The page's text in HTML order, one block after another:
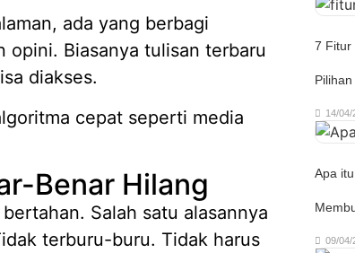
ada yang berbagi
opini. Biasanya tulisan terbaru
diakses.
cepat seperti media
Benar Hilang
Salah satu alasannya
terburu-buru. Tidak harus
7 Fitur
14/04/
Apa
09/04/